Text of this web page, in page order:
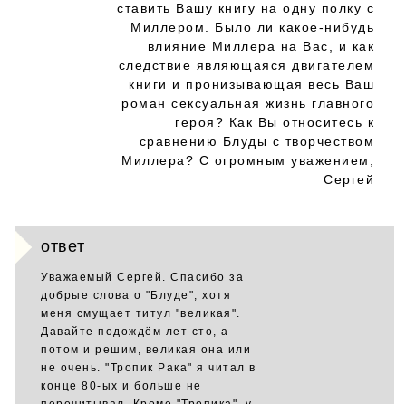
ставить Вашу книгу на одну полку с
Миллером. Было ли какое-нибудь
влияние Миллера на Вас, и как
следствие являющаяся двигателем
книги и пронизывающая весь Ваш
роман сексуальная жизнь главного
героя? Как Вы относитесь к
сравнению Блуды с творчеством
Миллера? С огромным уважением,
Сергей
ответ
Уважаемый Сергей. Спасибо за
добрые слова о "Блуде", хотя
меня смущает титул "великая".
Давайте подождём лет сто, а
потом и решим, великая она или
не очень. "Тропик Рака" я читал в
конце 80-ых и больше не